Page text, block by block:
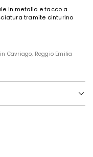
in metallo e tacco a
tramite cinturino
Cavriago, Reggio Emilia